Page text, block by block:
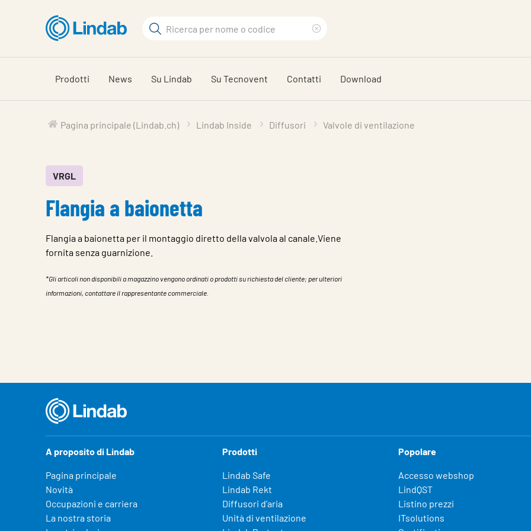
visionare
carrello
Cerca
di
ricerca
Prodotti News Su Lindab Su Tecnovent Contatti Download
Pagina principale (Lindab.ch) Lindab Inside Diffusori Valvole di ventilazione
VRGL
Flangia a baionetta
Flangia a baionetta per il montaggio diretto della valvola al canale.Viene
fornita senza guarnizione.
*Gli articoli non disponibili a magazzino vengono ordinati o prodotti su richiesta del cliente; per ulteriori
informazioni, contattare il rappresentante commerciale.
A proposito di Lindab
Pagina principale
Novità
Occupazioni e carriera
La nostra storia
Prodotti
Lindab Safe
Lindab Rekt
Diffusori d'aria
Unità di ventilazione
Popolare
Accesso webshop
LindQST
Listino prezzi
ITsolutions